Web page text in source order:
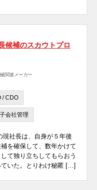
候補のスカウトプロ
関連メーカー
/ CDO
会社管理
現社長は、自身が５年後
を確保して、数年かけて
て独り立ちしてもらおう
ていた。とりわけ秘匿 […]